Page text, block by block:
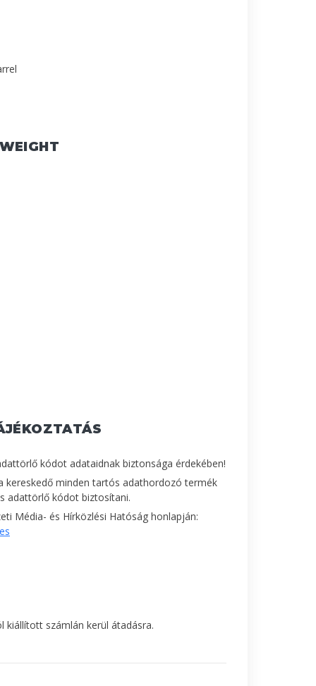
kódot adataidnak biztonsága érdekében!
kereskedő minden tartós adathordozó termék
adattörlő kódot biztosítani.
Média- és Hírközlési Hatóság honlapján:
kiállított számlán kerül átadásra.